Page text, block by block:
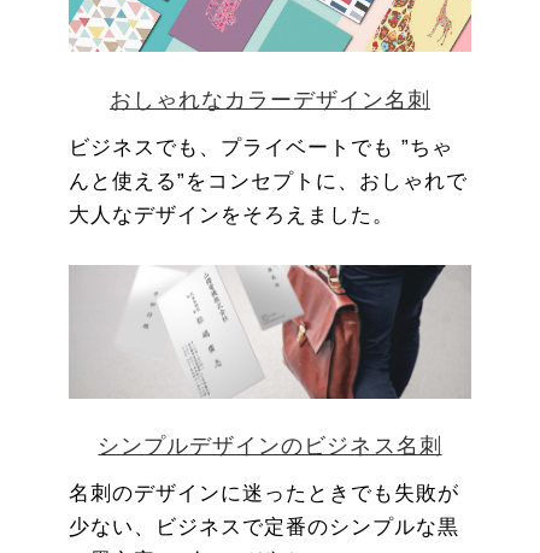
おしゃれなカラーデザイン名刺
ビジネスでも、プライベートでも ”ちゃ
んと使える”をコンセプトに、おしゃれで
大人なデザインをそろえました。
シンプルデザインのビジネス名刺
名刺のデザインに迷ったときでも失敗が
少ない、ビジネスで定番のシンプルな黒